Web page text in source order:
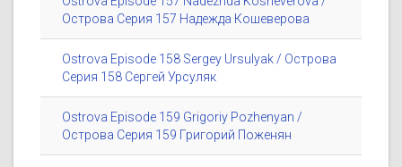
Острова Серия 157 Надежда Кошеверова
Ostrova Episode 158 Sergey Ursulyak / Острова
Серия 158 Сергей Урсуляк
Ostrova Episode 159 Grigoriy Pozhenyan /
Острова Серия 159 Григорий Поженян